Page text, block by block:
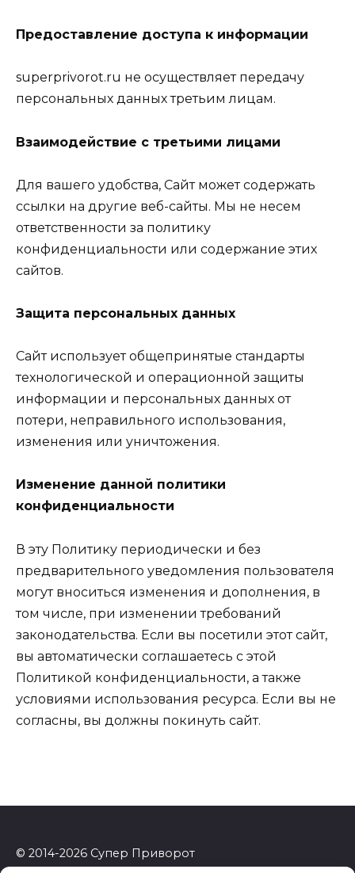
Предоставление доступа к информации
superprivorot.ru не осуществляет передачу
персональных данных третьим лицам.
Взаимодействие с третьими лицами
Для вашего удобства, Сайт может содержать
ссылки на другие веб-сайты. Мы не несем
ответственности за политику
конфиденциальности или содержание этих
сайтов.
Защита персональных данных
Сайт использует общепринятые стандарты
технологической и операционной защиты
информации и персональных данных от
потери, неправильного использования,
изменения или уничтожения.
Изменение данной политики
конфиденциальности
В эту Политику периодически и без
предварительного уведомления пользователя
могут вноситься изменения и дополнения, в
том числе, при изменении требований
законодательства. Если вы посетили этот сайт,
вы автоматически соглашаетесь с этой
Политикой конфиденциальности, а также
условиями использования ресурса. Если вы не
согласны, вы должны покинуть сайт.
© 2014-2026 Супер Приворот